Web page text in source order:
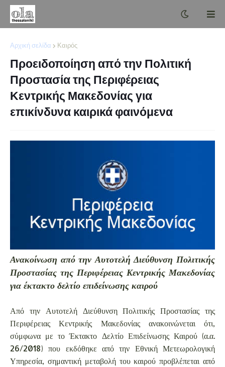
Αρχική σελίδα Καιρός
Προειδοποίηση από την Πολιτική
Προστασία της Περιφέρειας
Κεντρικής Μακεδονίας για
επικίνδυνα καιρικά φαινόμενα
Ανακοίνωση από την Αυτοτελή Διεύθυνση Πολιτικής
Προστασίας της Περιφέρειας Κεντρικής Μακεδονίας
για έκτακτο δελτίο επιδείνωσης καιρού
Από την Αυτοτελή Διεύθυνση Πολιτικής Προστασίας της
Περιφέρειας Κεντρικής Μακεδονίας ανακοινώνεται ότι,
σύμφωνα με το Έκτακτο Δελτίο Επιδείνωσης Καιρού (α.α.
26/2018) που εκδόθηκε από την Εθνική Μετεωρολογική
Υπηρεσία, σημαντική μεταβολή του καιρού προβλέπεται από